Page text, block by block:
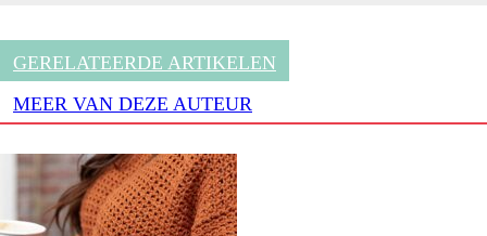
GERELATEERDE ARTIKELEN
MEER VAN DEZE AUTEUR
Trui Melodie